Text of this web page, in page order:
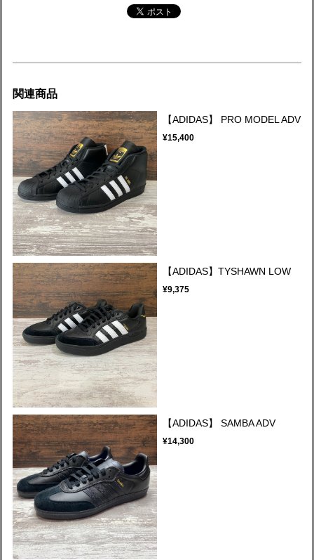
関連商品
【ADIDAS】 PRO MODEL ADV
¥15,400
【ADIDAS】TYSHAWN LOW
¥9,375
【ADIDAS】 SAMBA ADV
¥14,300